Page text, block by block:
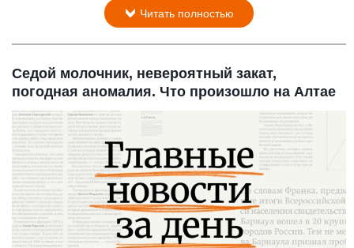
Читать полностью
Седой молочник, невероятный закат,
погодная аномалия. Что произошло на Алтае